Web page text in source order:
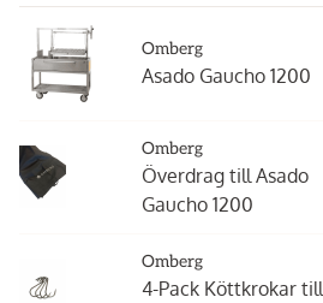
Omberg
Asado Gaucho 1200
Omberg
Överdrag till Asado
Gaucho 1200
Omberg
4-Pack Köttkrokar till